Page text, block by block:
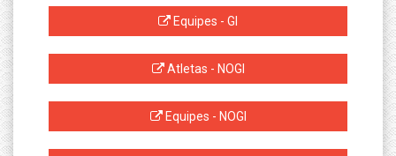
Equipes - GI
Atletas - NOGI
Equipes - NOGI